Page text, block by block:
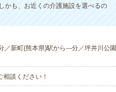
かも、お近くの介護施設を選べるの
／新町(熊本県)駅から---分／坪井川公園
談ください！